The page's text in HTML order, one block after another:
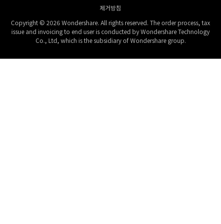
제거방침
Copyright © 2026 Wondershare. All rights reserved. The order process, tax
issue and invoicing to end user is conducted by Wondershare Technology
Co., Ltd, which is the subsidiary of Wondershare group.